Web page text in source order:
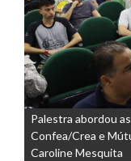
Palestra abordou
Confea/Crea e
Caroline Mesquita